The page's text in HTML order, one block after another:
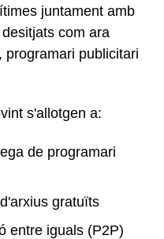
juntament amb
com ara
programari publicitari
s'allotgen a:
de programari
gratuïts
entre iguals (P2P)